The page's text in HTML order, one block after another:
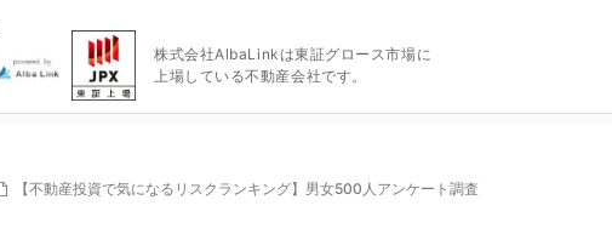
株式会社AlbaLinkは東証グロース市場に
上場している不動産会社です。
【不動産投資で気になるリスクランキング】男女500人アンケート調査